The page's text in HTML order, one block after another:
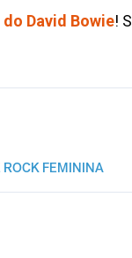
David Bowie!
ROCK FEMININA